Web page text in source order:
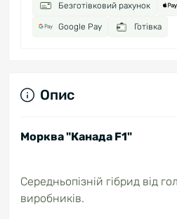
Безготівковий рахунок
Google Pay Готівка
Опис
Морква "Канада F1"
Середньопізній гібрид від
виробників.